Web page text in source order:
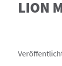
LION